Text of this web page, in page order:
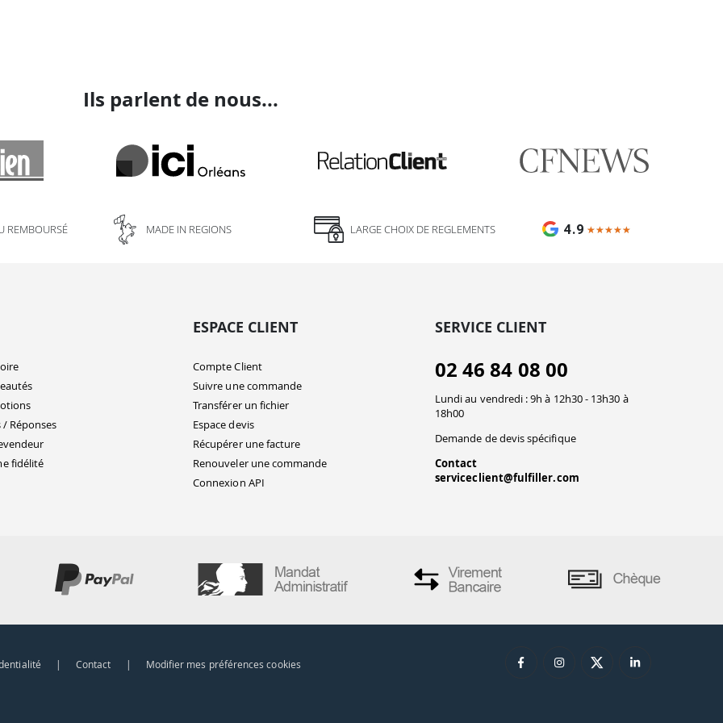
Ils parlent de nous...
REMBOURSÉ MADE IN REGIONS LARGE CHOIX DE REGLEMENTS 4.9 ★★★★★
★★★★★
Réponses
fidélité
ESPACE CLIENT
Compte Client
Suivre une commande
Transférer un fichier
Espace devis
Récupérer une facture
Renouveler une commande
Connexion API
SERVICE CLIENT
02 46 84 08 00
Lundi au vendredi : 9h à 12h30 - 13h30 à
18h00
Demande de devis spécifique
Contact
serviceclient@fulfiller.com
Contact Modifier mes préférences cookies
IA + équipe disponible 24/7